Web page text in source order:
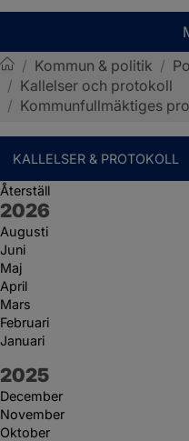
Sotenäs kommun
/ Kommun & politik /
/ Kallelser och protokoll
/ Kommunfullmäktiges
KALLELSER & PROTOKOLL
Återställ
År:
2026
Augusti
Juni
Maj
April
Mars
Februari
Januari
År:
2025
December
November
Oktober